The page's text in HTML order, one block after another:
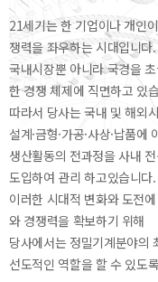
21세기는 한 기업이나 개인
쟁력을 좌우하는 시대입니다.
국내시장뿐 아니라 국경을
한 경쟁 체제에 직면하고 있
따라서 당사는 국내 및 해외
설계·금형·가공·사상·납품에
생산활동의 전과정을 사내
도입하여 관리 하고있습니다.
이러한 시대적 변화와 도전
와 경쟁력을 확보하기 위해
당사에서는 정밀기계분야의
선도적인 역할을 할 수 있도